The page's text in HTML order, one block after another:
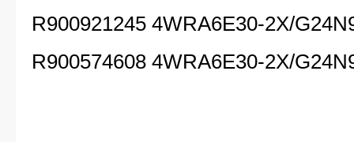
R900921245 4WRA6E30-2X/
R900574608 4WRA6E30-2X/